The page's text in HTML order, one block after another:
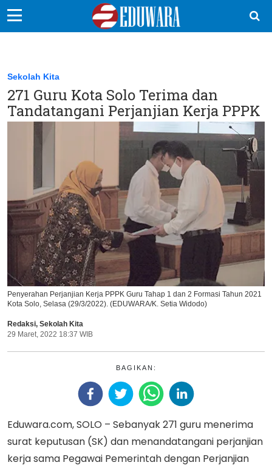
Sekolah Kita
Vokasi
Kampus
EduDana
Ikuti Kami di:
Sekolah Kita
271 Guru Kota Solo Terima dan
Tandatangani Perjanjian Kerja PPPK
Penyerahan Perjanjian Kerja PPPK Guru Tahap 1 dan 2 Formasi Tahun 2021
Kota Solo, Selasa (29/3/2022). (EDUWARA/K. Setia Widodo)
Redaksi, Sekolah Kita
29 Maret, 2022 18:37 WIB
BAGIKAN:
Eduwara.com, SOLO – Sebanyak 271 guru menerima
surat keputusan (SK) dan menandatangani perjanjian
kerja sama Pegawai Pemerintah dengan Perjanjian